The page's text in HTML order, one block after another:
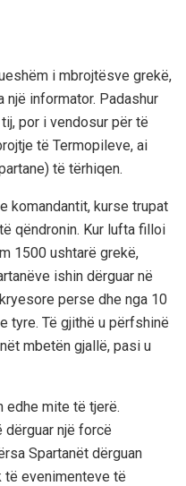
i mbrojtësve grekë,
një informator. Padashur
por i vendosur për të
të Termopileve, ai
të tërhiqen.
komandantit, kurse trupat
qëndronin. Kur lufta filloi
1500 ushtarë grekë,
ishin dërguar në
perse dhe nga 10
tyre. Të gjithë u përfshinë
mbetën gjallë, pasi u
edhe mite të tjerë.
një forcë
Spartanët dërguan
të evenimenteve të